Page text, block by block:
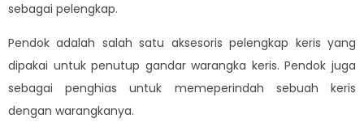
sebagai pelengkap.
Pendok adalah salah satu aksesoris pelengkap keris yang
dipakai untuk penutup gandar warangka keris. Pendok juga
sebagai penghias untuk memeperindah sebuah keris
dengan warangkanya.